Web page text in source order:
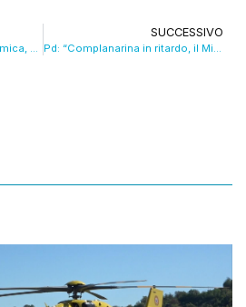
In 4mila sulla ruota panoramica, arriva anche l’area ristoro. VIDEO
SUCCESSIVO
Pd: “Complanarina in ritardo, il Mit sblocchi i lavori”. Mit: “Servono approfondimenti”